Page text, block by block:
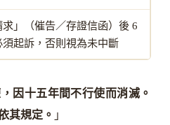
求」（催告／存證信函）後 6
須起訴，否則視為未中斷
因十五年間不行使而消滅。
其規定。 」